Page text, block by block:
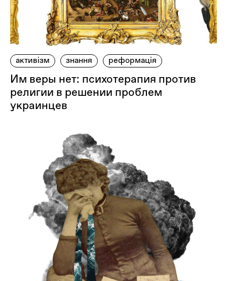
активізм знання реформація
Им веры нет: психотерапия против
религии в решении проблем
украинцев